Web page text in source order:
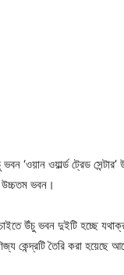
‘ওয়ান ওয়ার্ল্ড ট্রেড
উচ্চতম ভবন।
উঁচু ভবন দুইটি হচ্ছে
কেন্দ্রটি তৈরি করা হয়েছে